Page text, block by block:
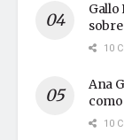
Gallo
10
Ana
10